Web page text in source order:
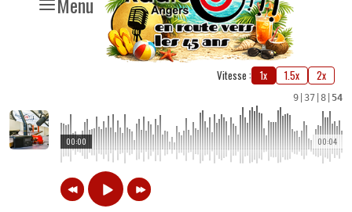
Vitesse : 1x 1.5x 2x
9 37 8 54
00:04
00:00